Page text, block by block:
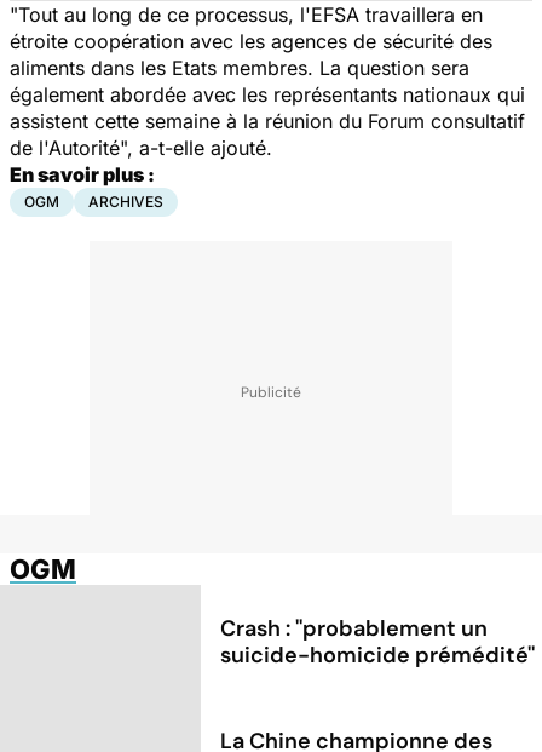
"Tout au long de ce processus, l'EFSA travaillera en
étroite coopération avec les agences de sécurité des
aliments dans les Etats membres. La question sera
également abordée avec les représentants nationaux qui
assistent cette semaine à la réunion du Forum consultatif
de l'Autorité", a-t-elle ajouté.
En savoir plus :
OGM ARCHIVES
OGM
Crash : ''probablement un
suicide-homicide prémédité''
La Chine championne des